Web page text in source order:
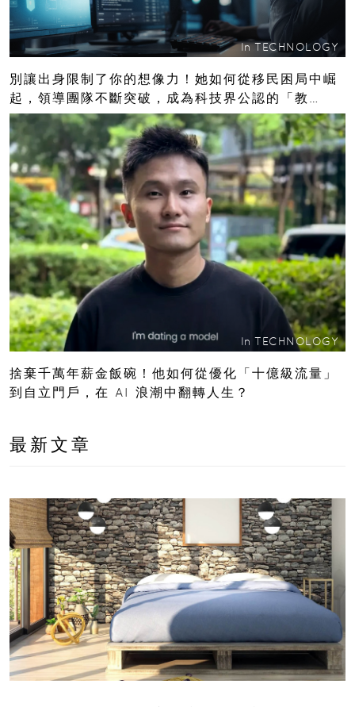
In TECHNOLOGY
別讓出身限制了你的想像力！她如何從移民困局中崛
起，領導團隊不斷突破，成為科技界公認的「教
母」？
In TECHNOLOGY
捨棄千萬年薪金飯碗！他如何從優化「十億級流量」
到自立門戶，在 AI 浪潮中翻轉人生？
最新文章